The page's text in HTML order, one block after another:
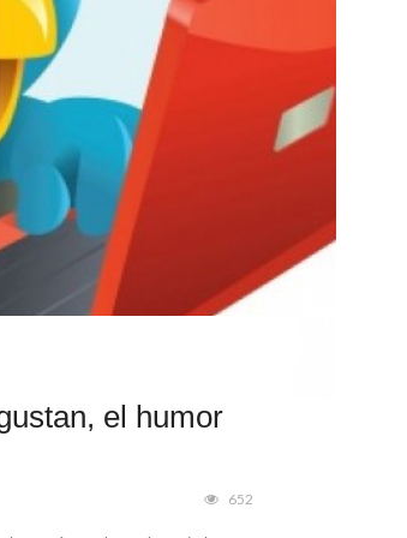
el humor
652